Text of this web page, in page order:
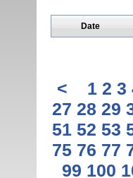
Date
< 1 2 3
27 28 29
51 52 53
75 76 77
99 100